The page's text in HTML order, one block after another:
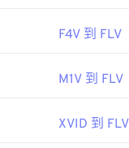
F4V 到 FLV
M1V 到 FLV
XVID 到 FLV